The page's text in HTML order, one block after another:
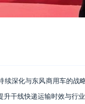
续深化与东风商用车的
升干线快递运输时效与行